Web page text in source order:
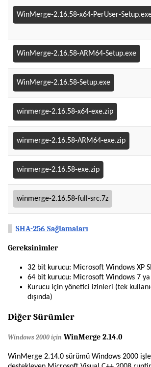
WinMerge-2.16.58-x64-PerUser-
WinMerge-2.16.58-ARM64-Setup.exe
WinMerge-2.16.58-Setup.exe
winmerge-2.16.58-x64-exe.zip
winmerge-2.16.58-ARM64-exe.zip
winmerge-2.16.58-exe.zip
winmerge-2.16.58-full-src.7z
SHA-256 Sağlamaları
Gereksinimler
32 bit kurucu: Microsoft Windows XP
64 bit kurucu: Microsoft Windows 7
Kurucu için yönetici izinleri (tek
dışında)
Diğer Sürümler
Windows 2000 için WinMerge 2.14.0
WinMerge 2.14.0 sürümü Windows 2000